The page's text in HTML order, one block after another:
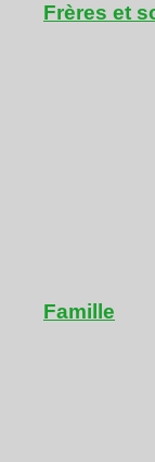
Frères et
Famille